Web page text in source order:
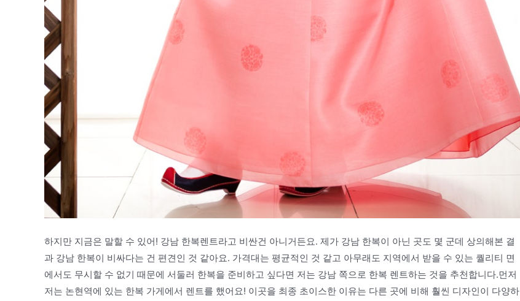
하지만 지금은 말할 수 있어! 강남 한복렌트라고 비싼건 아니거든요. 제가 강남 한복이 아닌 곳도 몇 군데 상의해본 결
과 강남 한복이 비싸다는 건 편견인 것 같아요. 가격대는 평균적인 것 같고 아무래도 지역에서 받을 수 있는 퀄리티 면
에서도 무시할 수 없기 때문에 서둘러 한복을 준비하고 싶다면 저는 강남 쪽으로 한복 렌트하는 것을 추천합니다.먼저
저는 논현역에 있는 한복 가게에서 렌트를 했어요! 이곳을 최종 초이스한 이유는 다른 곳에 비해 훨씬 디자인이 다양하